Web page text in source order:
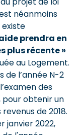
néanmoins
prendra en
plus récente »
au Logement.
de l’année N-2
des
pour obtenir un
de 2018.
janvier 2022,